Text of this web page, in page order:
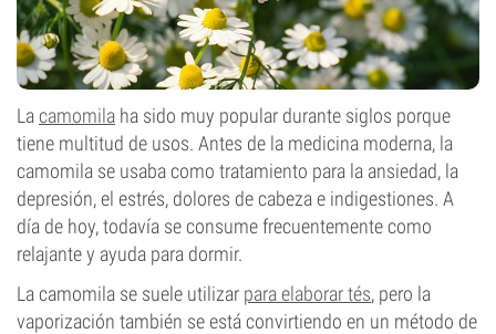
Lacamomila ha sido muy popular durante siglos porque
tiene multitud de usos. Antes de la medicina moderna, la
camomila se usaba como tratamiento para la ansiedad, la
depresión, el estrés, dolores de cabeza e indigestiones. A
día de hoy, todavía se consume frecuentemente como
relajante y ayuda para dormir.
La camomila se suele utilizar para elaborar tés, pero la
vaporización también se está convirtiendo en un método de